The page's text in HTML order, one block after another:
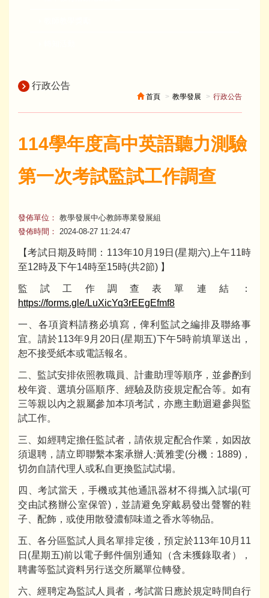
行政公告
首頁 教學發展 行政公告
114學年度高中英語聽力測驗
第一次考試監試工作調查
發佈單位： 教學發展中心教師專業發展組
發佈時間：
2024-08-27 11:24:47
【考試日期及時間：113年10月19日(星期六)上午11時
至12時及下午14時至15時(共2節) 】
監試工作調查表單連結：
https://forms.gle/LuXicYq3rEEgEfmf8
一、各項資料請務必填寫，俾利監試之編排及聯絡事
宜。請於113年9月20日(星期五)下午5時前填單送出，
恕不接受紙本或電話報名。
二、監試安排依照教職員、計畫助理等順序，並參酌到
校年資、選填分區順序、經驗及防疫規定配合等。如有
三等親以內之親屬參加本項考試，亦應主動迴避參與監
試工作。
三、如經聘定擔任監試者，請依規定配合作業，如因故
須退聘，請立即聯繫本案承辦人:黃雅雯(分機：1889)，
切勿自請代理人或私自更換監試試場。
四、考試當天，手機或其他通訊器材不得攜入試場(可
交由試務辦公室保管)，並請避免穿戴易發出聲響的鞋
子、配飾，或使用散發濃郁味道之香水等物品。
五、各分區監試人員名單排定後，預定於113年10月11
日(星期五)前以電子郵件個別通知（含未獲錄取者），
聘書等監試資料另行送交所屬單位轉發。
六、經聘定為監試人員者，考試當日應於規定時間自行